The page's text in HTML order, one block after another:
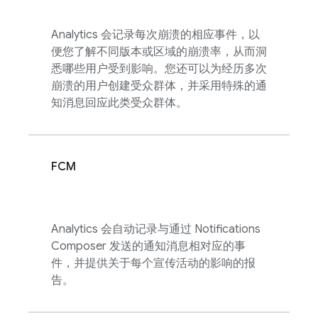
Analytics 会记录每次崩溃的相应事件，以
便您了解不同版本或区域的崩溃率，从而洞
悉哪些用户受到影响。您还可以为经历多次
崩溃的用户创建受众群体，并采用特殊的通
知消息回应此类受众群体。
FCM
Analytics 会自动记录与通过 Notifications
Composer 发送的通知消息相对应的事
件，并提供关于每个宣传活动的影响的报
告。